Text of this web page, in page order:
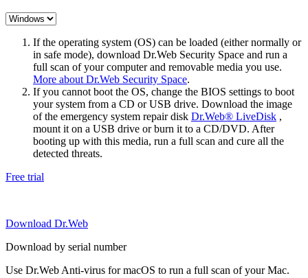
If the operating system (OS) can be loaded (either normally or
in safe mode), download Dr.Web Security Space and run a
full scan of your computer and removable media you use.
More about Dr.Web Security Space.
If you cannot boot the OS, change the BIOS settings to boot
your system from a CD or USB drive. Download the image
of the emergency system repair disk Dr.Web® LiveDisk ,
mount it on a USB drive or burn it to a CD/DVD. After
booting up with this media, run a full scan and cure all the
detected threats.
Free trial
Download Dr.Web
Download by serial number
Use Dr.Web Anti-virus for macOS to run a full scan of your Mac.